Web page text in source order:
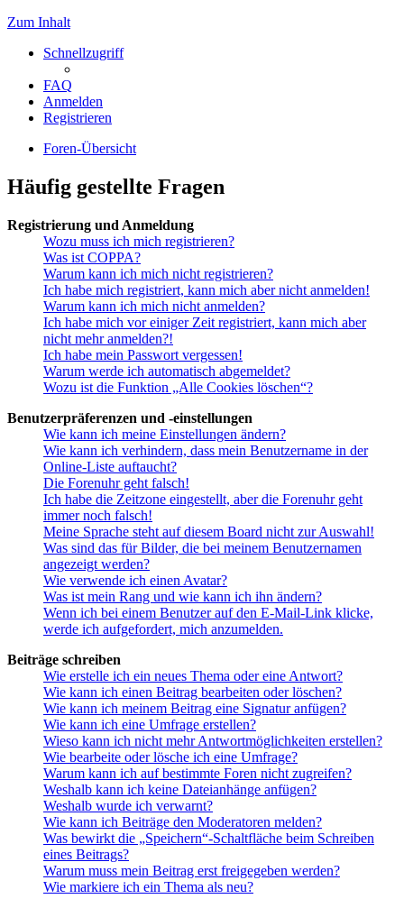
Zum Inhalt
Schnellzugriff
FAQ
Anmelden
Registrieren
Foren-Übersicht
Häufig gestellte Fragen
Registrierung und Anmeldung
Wozu muss ich mich registrieren?
Was ist COPPA?
Warum kann ich mich nicht registrieren?
Ich habe mich registriert, kann mich aber nicht anmelden!
Warum kann ich mich nicht anmelden?
Ich habe mich vor einiger Zeit registriert, kann mich aber
nicht mehr anmelden?!
Ich habe mein Passwort vergessen!
Warum werde ich automatisch abgemeldet?
Wozu ist die Funktion „Alle Cookies löschen“?
Benutzerpräferenzen und -einstellungen
Wie kann ich meine Einstellungen ändern?
Wie kann ich verhindern, dass mein Benutzername in der
Online-Liste auftaucht?
Die Forenuhr geht falsch!
Ich habe die Zeitzone eingestellt, aber die Forenuhr geht
immer noch falsch!
Meine Sprache steht auf diesem Board nicht zur Auswahl!
Was sind das für Bilder, die bei meinem Benutzernamen
angezeigt werden?
Wie verwende ich einen Avatar?
Was ist mein Rang und wie kann ich ihn ändern?
Wenn ich bei einem Benutzer auf den E-Mail-Link klicke,
werde ich aufgefordert, mich anzumelden.
Beiträge schreiben
Wie erstelle ich ein neues Thema oder eine Antwort?
Wie kann ich einen Beitrag bearbeiten oder löschen?
Wie kann ich meinem Beitrag eine Signatur anfügen?
Wie kann ich eine Umfrage erstellen?
Wieso kann ich nicht mehr Antwortmöglichkeiten erstellen?
Wie bearbeite oder lösche ich eine Umfrage?
Warum kann ich auf bestimmte Foren nicht zugreifen?
Weshalb kann ich keine Dateianhänge anfügen?
Weshalb wurde ich verwarnt?
Wie kann ich Beiträge den Moderatoren melden?
Was bewirkt die „Speichern“-Schaltfläche beim Schreiben
eines Beitrags?
Warum muss mein Beitrag erst freigegeben werden?
Wie markiere ich ein Thema als neu?